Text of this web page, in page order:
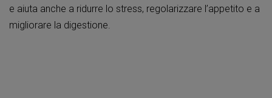
e aiuta anche a ridurre lo stress, regolarizzare l’appetito e a
migliorare la digestione.